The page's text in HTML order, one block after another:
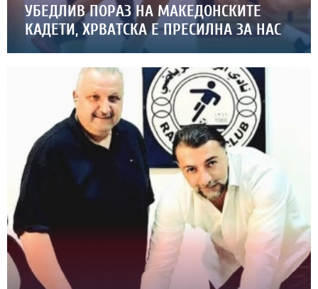
УБЕДЛИВ ПОРАЗ НА МАКЕДОНСКИТЕ
КАДЕТИ, ХРВАТСКА Е ПРЕСИЛНА ЗА НАС